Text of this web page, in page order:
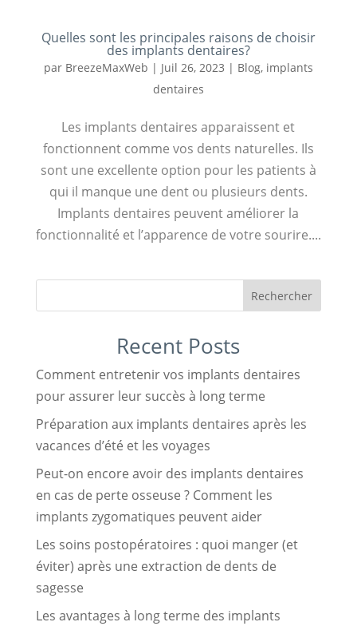
Quelles sont les principales raisons de choisir
des implants dentaires?
par BreezeMaxWeb | Juil 26, 2023 | Blog, implants
dentaires
Les implants dentaires apparaissent et
fonctionnent comme vos dents naturelles. Ils
sont une excellente option pour les patients à
qui il manque une dent ou plusieurs dents.
Implants dentaires peuvent améliorer la
fonctionnalité et l’apparence de votre sourire....
Rechercher
Recent Posts
Comment entretenir vos implants dentaires
pour assurer leur succès à long terme
Préparation aux implants dentaires après les
vacances d’été et les voyages
Peut-on encore avoir des implants dentaires
en cas de perte osseuse ? Comment les
implants zygomatiques peuvent aider
Les soins postopératoires : quoi manger (et
éviter) après une extraction de dents de
sagesse
Les avantages à long terme des implants